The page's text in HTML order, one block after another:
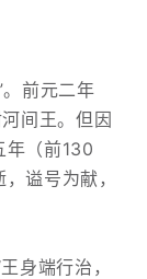
前元二年
间王。但因
年（前130
谥号为献，
身端行治，